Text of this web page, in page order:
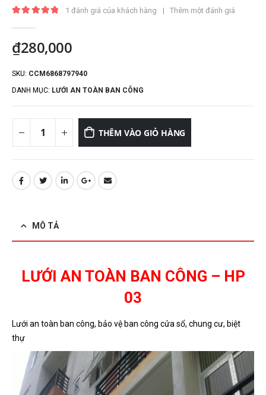
1 đánh giá của khách hàng | Thêm một đánh giá
₫280,000
SKU: CCM6868797940
DANH MỤC: LƯỚI AN TOÀN BAN CÔNG
THÊM VÀO GIỎ HÀNG
MÔ TẢ
LƯỚI AN TOÀN BAN CÔNG – HP
03
Lưới an toàn ban công, bảo vệ ban công cửa sổ, chung cư, biệt
thự